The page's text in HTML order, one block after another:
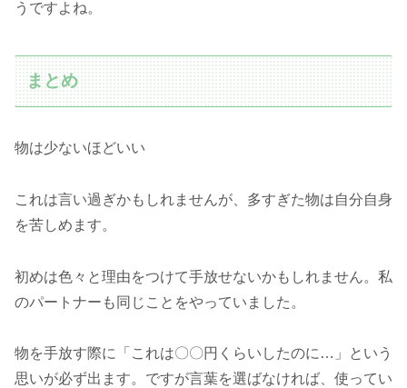
うですよね。
まとめ
物は少ないほどいい
これは言い過ぎかもしれませんが、多すぎた物は自分自身
を苦しめます。
初めは色々と理由をつけて手放せないかもしれません。私
のパートナーも同じことをやっていました。
物を手放す際に「これは〇〇円くらいしたのに…」という
思いが必ず出ます。ですが言葉を選ばなければ、使ってい